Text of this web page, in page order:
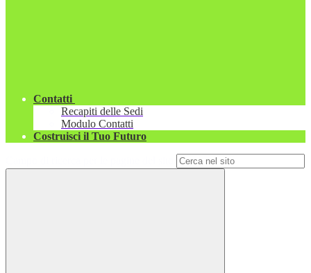
Contatti
Recapiti delle Sedi
Modulo Contatti
Costruisci il Tuo Futuro